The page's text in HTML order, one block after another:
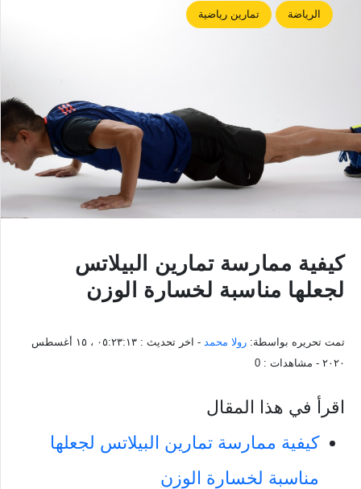
الرياضة تمارين رياضية
كيفية ممارسة تمارين البيلاتس
لجعلها مناسبة لخسارة الوزن
تمت تحريره بواسطة: رولا محمد - اخر تحديث :
٠٥:٢٣:١٣ ، ١٥ أغسطس
٢٠٢٠ - مشاهدات : 0
اقرأ في هذا المقال
كيفية ممارسة تمارين البيلاتس لجعلها
مناسبة لخسارة الوزن